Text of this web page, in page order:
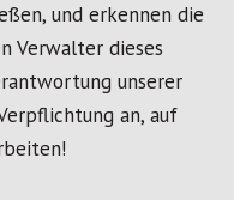
und erkennen die
Verwalter dieses
unserer
an, auf